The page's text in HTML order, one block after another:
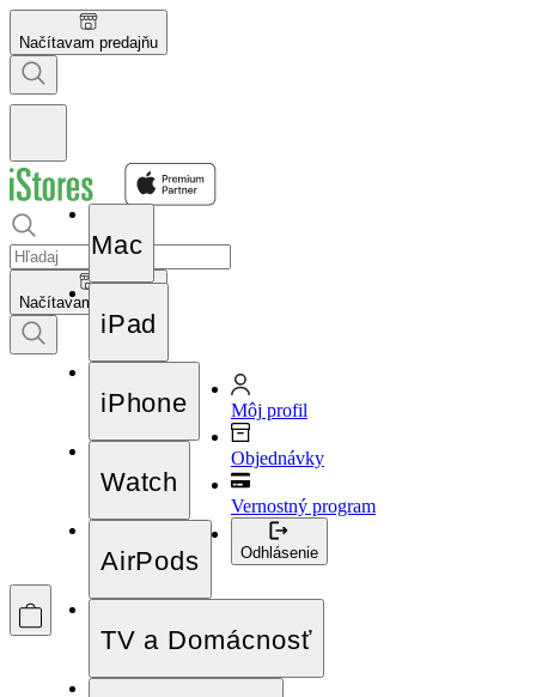
Načítavam predajňu
Načítavam predajňu
Môj profil
Objednávky
Vernostný program
Odhlásenie
Mac
iPad
iPhone
Watch
AirPods
TV a Domácnosť